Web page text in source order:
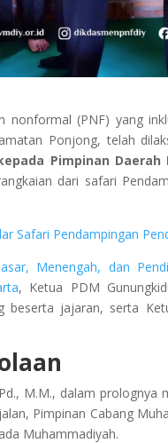
nonformal (PNF) yang
Ponjong, telah
Pimpinan Daerah
dari safari
Safari Pendampingan
Menengah, dan
, Ketua PDM
beserta jajaran, serta
M.M., dalam prolognya
Pimpinan Cabang
Muhammadiyah.